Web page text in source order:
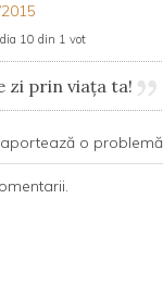
10 din 1 vot
zi prin viața ta!
o problemă